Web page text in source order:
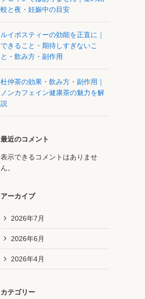
較と夜・妊娠中の目安
ルイボスティーの効能を正直に｜
できること・期待しすぎないこ
と・飲み方・副作用
杜仲茶の効果・飲み方・副作用｜
ノンカフェイン健康茶の魅力を解
説
最近のコメント
表示できるコメントはありませ
ん。
アーカイブ
2026年7月
2026年6月
2026年4月
カテゴリー